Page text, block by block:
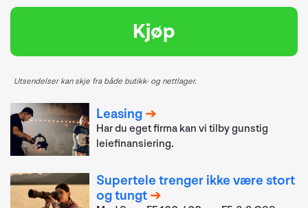
Kjøp
Utsendelser kan skje fra både butikk- og nettlager.
Leasing
Har du eget firma kan vi tilby gunstig
leiefinansiering.
Supertele trenger ikke være stort
og tungt